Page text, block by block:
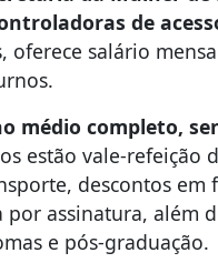
de
oferece salário
médio completo,
estão vale-refeição
descontos em
assinatura, além
e pós-graduação.